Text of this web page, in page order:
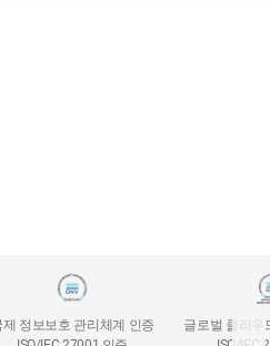
제 정보보호 관리체계 인증
글로벌 클라우